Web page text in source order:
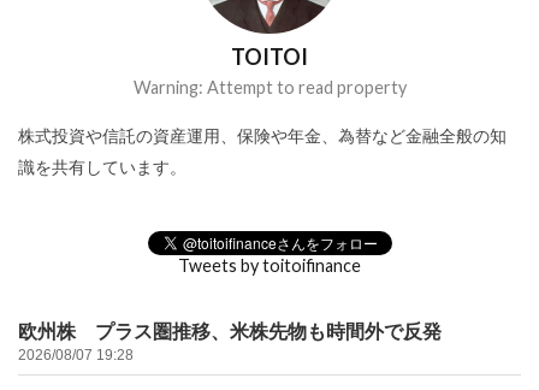
TOITOI
Warning: Attempt to read property
株式投資や信託の資産運用、保険や年金、為替など金融全般の知
識を共有しています。
Tweets by toitoifinance
欧州株 プラス圏推移、米株先物も時間外で反発
2026/08/07 19:28